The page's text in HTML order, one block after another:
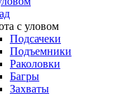
с уловом
Подсачеки
Подъемники
Раколовки
Багры
Захваты